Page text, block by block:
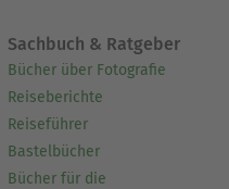
Sachbuch & Ratgeber
Bücher über Fotografie
Reiseberichte
Reiseführer
Bastelbücher
Bücher für die